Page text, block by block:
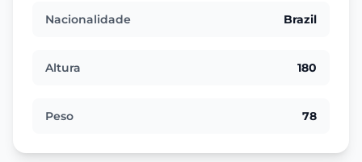
Nacionalidade Brazil
Altura 180
Peso 78